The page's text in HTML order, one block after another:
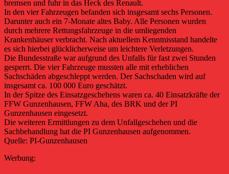
bremsen und fuhr in das Heck des Renault.
In den vier Fahrzeugen befanden sich insgesamt sechs Personen.
Darunter auch ein 7-Monate altes Baby. Alle Personen wurden
durch mehrere Rettungsfahrzeuge in die umliegenden
Krankenhäuser verbracht. Nach aktuellem Kenntnisstand handelte
es sich hierbei glücklicherweise um leichtere Verletzungen.
Die Bundesstraße war aufgrund des Unfalls für fast zwei Stunden
gesperrt. Die vier Fahrzeuge mussten alle mit erheblichen
Sachschäden abgeschleppt werden. Der Sachschaden wird auf
insgesamt ca. 100 000 Euro geschätzt.
In der Spitze des Einsatzgeschehens waren ca. 40 Einsatzkräfte der
FFW Gunzenhausen, FFW Aha, des BRK und der PI
Gunzenhausen eingesetzt.
Die weiteren Ermittlungen zu dem Unfallgeschehen und die
Sachbehandlung hat die PI Gunzenhausen aufgenommen.
Quelle: PI-Gunzenhausen
Werbung: